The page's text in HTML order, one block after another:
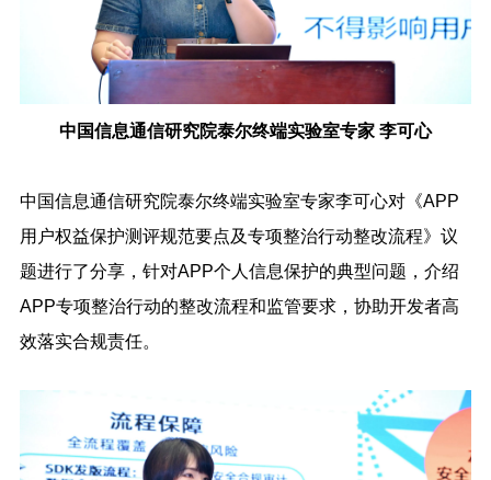
中国信息通信研究院泰尔终端实验室专家 李可心
中国信息通信研究院泰尔终端实验室专家李可心对《APP
用户权益保护测评规范要点及专项整治行动整改流程》议
题进行了分享，针对APP个人信息保护的典型问题，介绍
APP专项整治行动的整改流程和监管要求，协助开发者高
效落实合规责任。